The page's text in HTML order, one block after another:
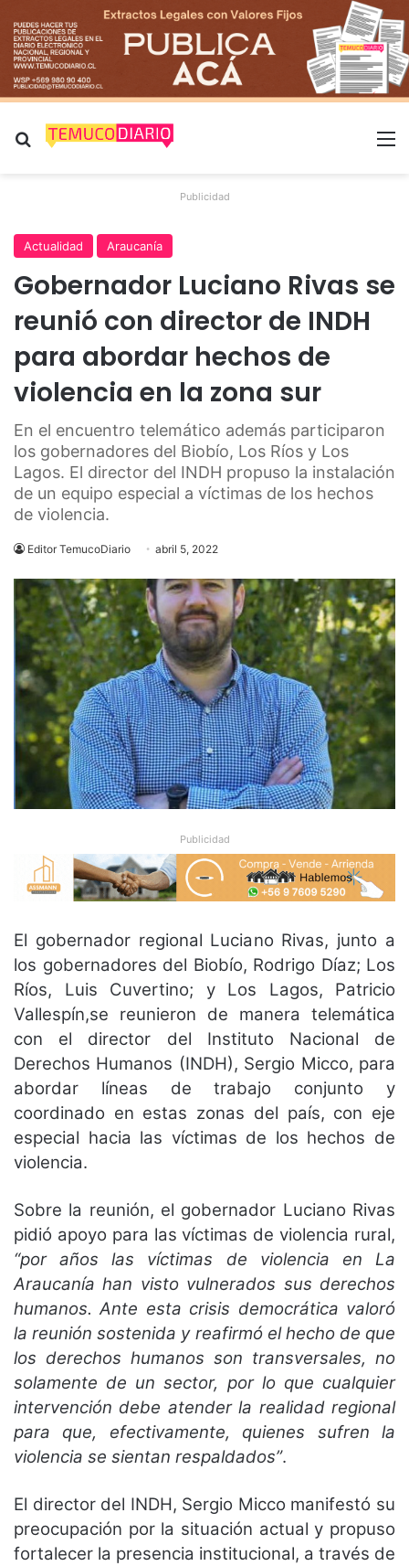
Buscar por
Publicidad
Actualidad Araucanía
Gobernador Luciano Rivas se
reunió con director de INDH
para abordar hechos de
violencia en la zona sur
En el encuentro telemático además participaron
los gobernadores del Biobío, Los Ríos y Los
Lagos. El director del INDH propuso la instalación
de un equipo especial a víctimas de los hechos
de violencia.
Editor TemucoDiario abril 5, 2022
Publicidad
El gobernador regional Luciano Rivas, junto a
los gobernadores del Biobío, Rodrigo Díaz; Los
Ríos, Luis Cuvertino; y Los Lagos, Patricio
Vallespín,se reunieron de manera telemática
con el director del Instituto Nacional de
Derechos Humanos (INDH), Sergio Micco, para
abordar líneas de trabajo conjunto y
coordinado en estas zonas del país, con eje
especial hacia las víctimas de los hechos de
violencia.
Sobre la reunión, el gobernador Luciano Rivas
pidió apoyo para las víctimas de violencia rural,
“por años las víctimas de violencia en La
Araucanía han visto vulnerados sus derechos
humanos. Ante esta crisis democrática valoró
la reunión sostenida y reafirmó el hecho de que
los derechos humanos son transversales, no
solamente de un sector, por lo que cualquier
intervención debe atender la realidad regional
para que, efectivamente, quienes sufren la
violencia se sientan respaldados”.
El director del INDH, Sergio Micco manifestó su
preocupación por la situación actual y propuso
fortalecer la presencia institucional, a través de